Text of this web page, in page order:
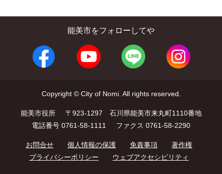
能美市をフォローしてや
Copyright © City of Nomi. All rights reserved.
能美市役所
〒923-1297 石川県能美市来丸町1110番地
電話番号 0761-58-1111
ファクス 0761-58-2290
お問合せ 個人情報の保護 免責事項
著作権
プライバシーポリシー
ウェブアクセシビリティ